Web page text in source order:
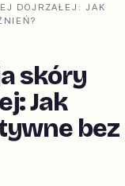
DOJRZAŁEJ: JAK
skóry
Jak
bez